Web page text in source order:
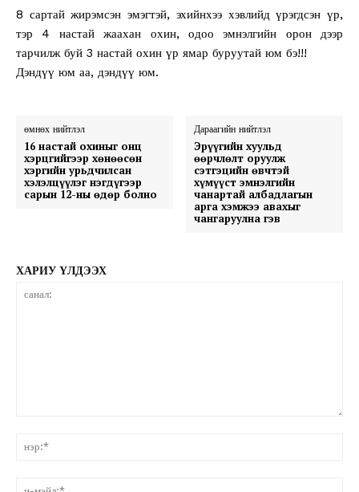
8 сартай жирэмсэн эмэгтэй, эхийнхээ хэвлийд үрэгдсэн үр,
тэр 4 настай жаахан охин, одоо эмнэлгийн орон дээр
тарчилж буй 3 настай охин үр ямар буруутай юм бэ!!!
Дэндүү юм аа, дэндүү юм.
өмнөх нийтлэл
16 настай охиныг онц
хэрцгийгээр хөнөөсөн
хэргийн урьдчилсан
хэлэлцүүлэг нэгдүгээр
сарын 12-ны өдөр болно
Дараагийн нийтлэл
Эрүүгийн хуульд
өөрчлөлт оруулж
сэтгэцийн өвчтэй
хүмүүст эмнэлгийн
чанартай албадлагын
арга хэмжээ авахыг
чангаруулна гэв
ХАРИУ ҮЛДЭЭХ